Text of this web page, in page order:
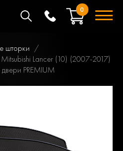
0
шторки
Lancer (10) (2007-2017)
PREMIUM